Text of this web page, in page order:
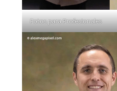
Fotos para Profesionales